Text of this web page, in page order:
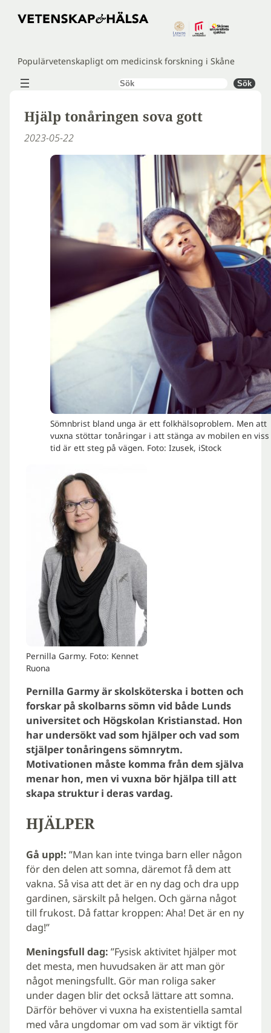
Hoppa
Populärvetenskapligt om medicinsk forskning i Skåne
Sök Sök
Hjälp tonåringen sova gott
2023-05-22
Sömnbrist bland unga är ett folkhälsoproblem. Men att
vuxna stöttar tonåringar i att stänga av mobilen en viss
tid är ett steg på vägen. Foto: Izusek, iStock
Pernilla Garmy. Foto: Kennet
Ruona
Pernilla Garmy är skolsköterska i botten och
forskar på skolbarns sömn vid både Lunds
universitet och Högskolan Kristianstad. Hon
har undersökt vad som hjälper och vad som
stjälper tonåringens sömnrytm.
Motivationen måste komma från dem själva
menar hon, men vi vuxna bör hjälpa till att
skapa struktur i deras vardag.
HJÄLPER
Gå upp!: ”Man kan inte tvinga barn eller någon
för den delen att somna, däremot få dem att
vakna. Så visa att det är en ny dag och dra upp
gardinen, särskilt på helgen. Och gärna något
till frukost. Då fattar kroppen: Aha! Det är en ny
dag!”
Meningsfull dag: ”Fysisk aktivitet hjälper mot
det mesta, men huvudsaken är att man gör
något meningsfullt. Gör man roliga saker
under dag­en blir det också lättare att somna.
Därför behöver vi vuxna ha existentiella samtal
med våra ungdomar om vad som är viktigt för